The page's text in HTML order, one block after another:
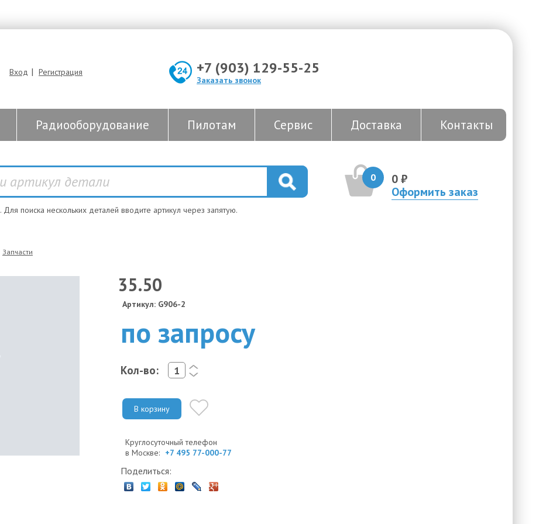
Вход | Регистрация +7 (903) 129-55-25
Заказать звонок
Радиооборудование Пилотам Сервис Доставка Контакты
0
0 ₽
Оформить заказ
. Для поиска нескольких деталей вводите артикул через запятую.
Запчасти
35.50
Артикул: G906-2
по запросу
Кол-во:
<
>
В корзину
Круглосуточный телефон
в Москве: +7 495 77-000-77
Поделиться: